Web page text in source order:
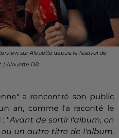
sur Alouette depuis le festival de
| Alouette DR
a rencontré son public
an, comme l'a raconté le
: "Avant de sortir l'album, on
un autre titre de l'album.